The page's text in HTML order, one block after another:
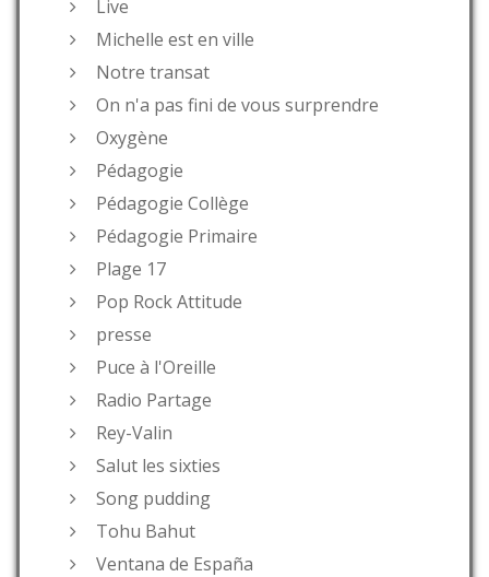
Live
Michelle est en ville
Notre transat
On n'a pas fini de vous surprendre
Oxygène
Pédagogie
Pédagogie Collège
Pédagogie Primaire
Plage 17
Pop Rock Attitude
presse
Puce à l'Oreille
Radio Partage
Rey-Valin
Salut les sixties
Song pudding
Tohu Bahut
Ventana de España